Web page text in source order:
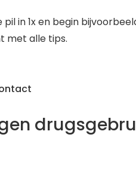
pil in 1x en begin
met alle tips.